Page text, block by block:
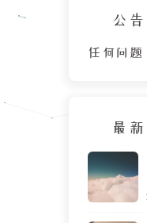
公告
任何问题
最